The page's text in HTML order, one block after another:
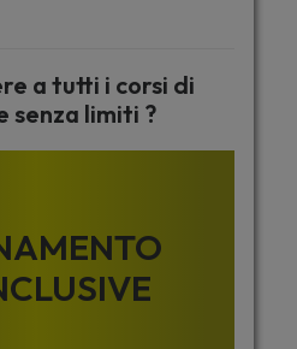
a tutti i corsi di
senza limiti ?